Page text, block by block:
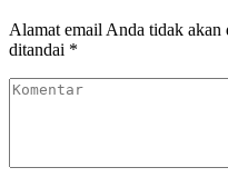
Alamat email Anda tidak akan
ditandai *